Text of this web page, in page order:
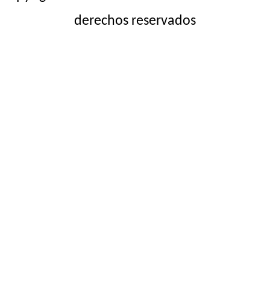
derechos reservados